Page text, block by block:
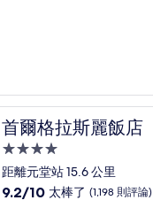
棒
了，
(2,985
則
評
論)
首爾格拉斯麗飯店
首爾格拉斯麗飯店
4.0
星
級
距離元堂站 15.6 公里
9.2
9.2/10 太棒了 (1,198 則評論)